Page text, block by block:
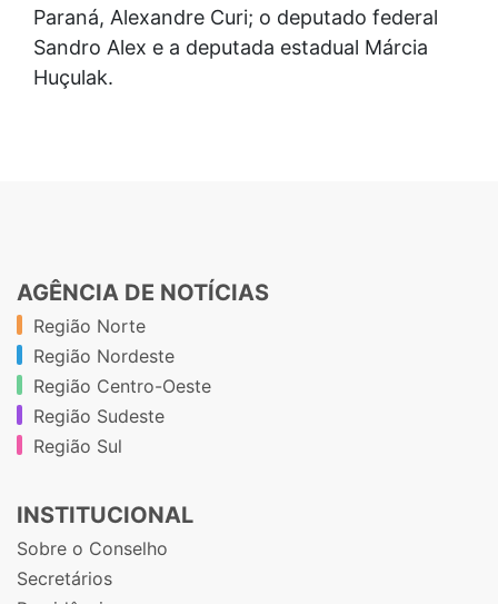
Paraná, Alexandre Curi; o deputado federal
Sandro Alex e a deputada estadual Márcia
Huçulak.
AGÊNCIA DE NOTÍCIAS
Região Norte
Região Nordeste
Região Centro-Oeste
Região Sudeste
Região Sul
INSTITUCIONAL
Sobre o Conselho
Secretários